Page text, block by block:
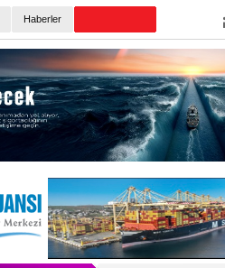
Haberler
Anadolu